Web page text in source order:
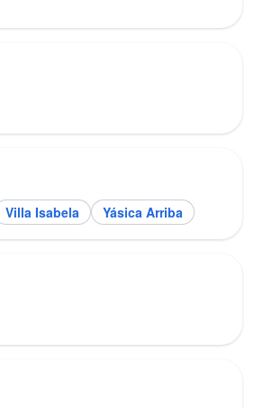
Villa Isabela Yásica Arriba